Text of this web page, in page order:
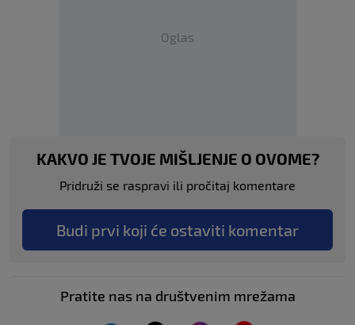
Oglas
KAKVO JE TVOJE MIŠLJENJE O OVOME?
Pridruži se raspravi ili pročitaj komentare
Budi prvi koji će ostaviti komentar
Pratite nas na društvenim mrežama